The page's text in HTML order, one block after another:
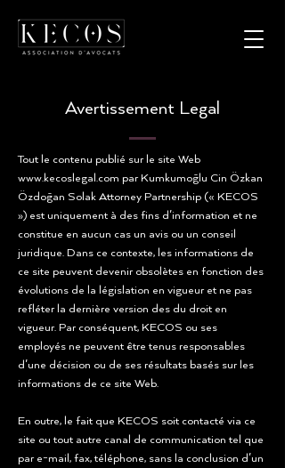
Avertissement Legal
Tout le contenu publié sur le site Web
www.kecoslegal.com par Kumkumoğlu Cin Özkan
Özdoğan Solak Attorney Partnership (« KECOS
») est uniquement à des fins d'information et ne
constitue en aucun cas un avis ou un conseil
juridique. Dans ce contexte, les informations de
ce site peuvent devenir obsolètes en fonction des
évolutions de la législation en vigueur et ne pas
refléter la dernière version des du droit en
vigueur. Par conséquent, KECOS ou ses
employés ne peuvent être tenus responsables
d'une décision ou de ses résultats basés sur les
informations de ce site Web.
En outre, le fait que KECOS soit contacté via ce
site ou tout autre canal de communication tel que
par e-mail, fax, téléphone, sans la conclusion d'un